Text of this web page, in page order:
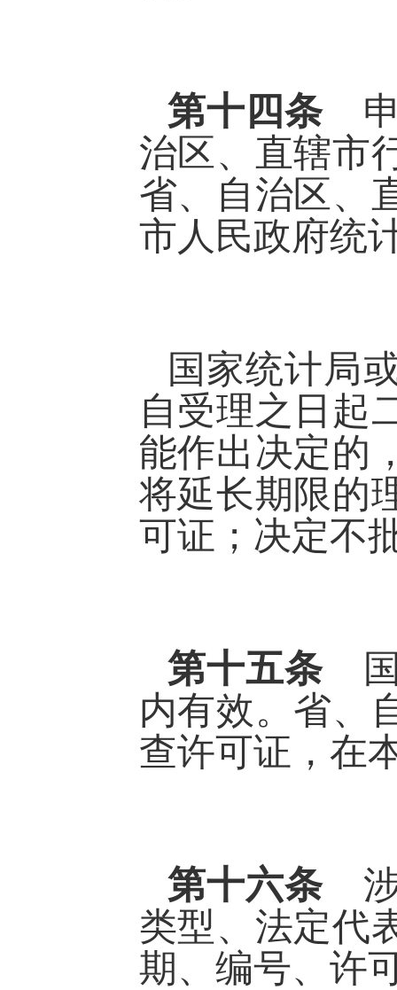
第十四条
治区、直辖市
省、自治区、
市人民政府统
国家统计局
自受理之日起
能作出决定的
将延长期限的
可证；决定不
第十五条
内有效。省、
查许可证，在
第十六条
类型、法定代
期、编号、许